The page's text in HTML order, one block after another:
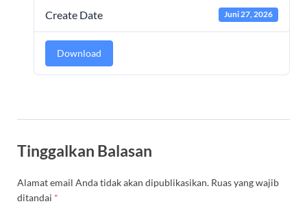
Create Date Juni 27, 2026
Download
Tinggalkan Balasan
Alamat email Anda tidak akan dipublikasikan. Ruas yang wajib
ditandai *